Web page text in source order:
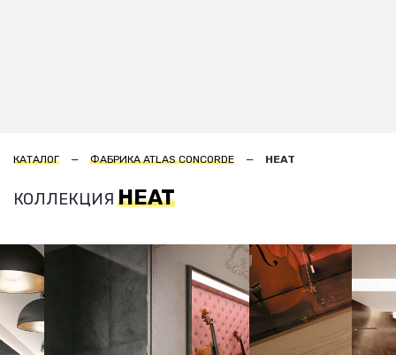
КАТАЛОГ ФАБРИКА ATLAS CONCORDE HEAT
КОЛЛЕКЦИЯ HEAT